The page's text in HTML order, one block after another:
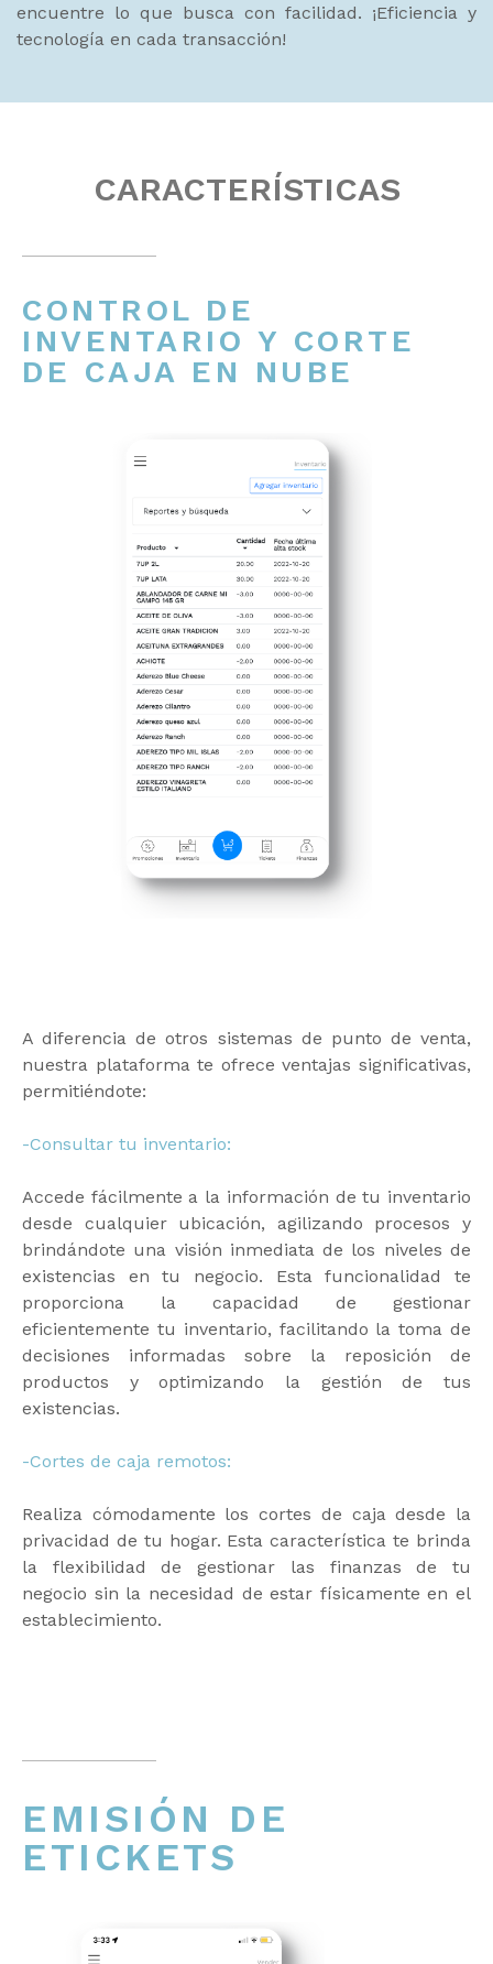
encuentre lo que busca con facilidad. ¡Eficiencia y
tecnología en cada transacción!
CARACTERÍSTICAS
CONTROL DE
INVENTARIO Y CORTE
DE CAJA EN NUBE
A diferencia de otros sistemas de punto de venta,
nuestra plataforma te ofrece ventajas significativas,
permitiéndote:
-Consultar tu inventario:
Accede fácilmente a la información de tu inventario
desde cualquier ubicación, agilizando procesos y
brindándote una visión inmediata de los niveles de
existencias en tu negocio. Esta funcionalidad te
proporciona la capacidad de gestionar
eficientemente tu inventario, facilitando la toma de
decisiones informadas sobre la reposición de
productos y optimizando la gestión de tus
existencias.
-Cortes de caja remotos:
Realiza cómodamente los cortes de caja desde la
privacidad de tu hogar. Esta característica te brinda
la flexibilidad de gestionar las finanzas de tu
negocio sin la necesidad de estar físicamente en el
establecimiento.
EMISIÓN DE
ETICKETS